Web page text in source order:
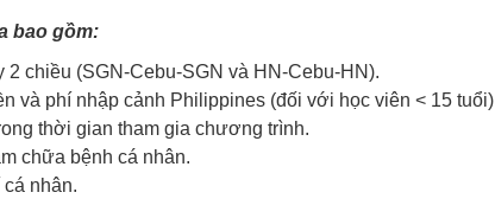
bao gồm:
2 chiều (SGN-Cebu-SGN và HN-Cebu-HN).
và phí nhập cảnh Philippines (đối với học viên < 15 tuổi)
thời gian tham gia chương trình.
chữa bệnh cá nhân.
nhân.